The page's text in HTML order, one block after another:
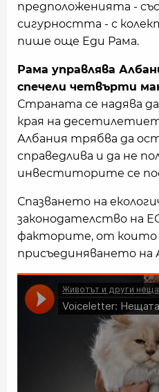
предположенията -
сигурността - с
пише още Еди Рама.
Рама управлява
спечели четвърти
Страната се надява
края на
Албания трябва да
справедлива и да не
инвеститорите се
Спазването на
законодателство на
факторите, от които
присъединяването на